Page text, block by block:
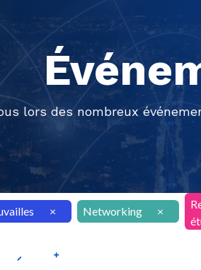
lors des nombreux
× Networking ×